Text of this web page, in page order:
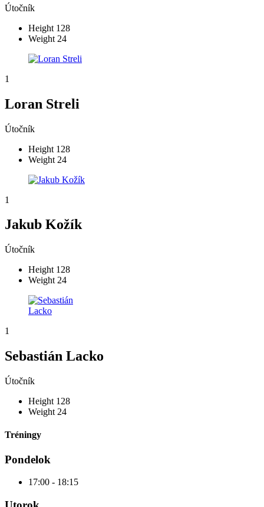
Útočník
Height 128
Weight 24
1
Loran Streli
Útočník
Height 128
Weight 24
1
Jakub Kožík
Útočník
Height 128
Weight 24
1
Sebastián Lacko
Útočník
Height 128
Weight 24
Tréningy
Pondelok
17:00 - 18:15